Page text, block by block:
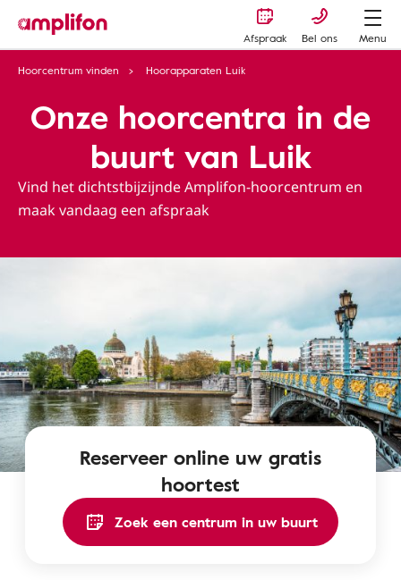
Afspraak Bel ons
Menu
Hoorcentrum vinden
Hoorapparaten Luik
Onze hoorcentra in de
buurt van Luik
Vind het dichtstbijzijnde Amplifon-hoorcentrum en
maak vandaag een afspraak
Reserveer online uw gratis
hoortest
Zoek een centrum in uw buurt